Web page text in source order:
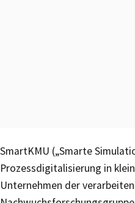
SmartKMU („Smarte
Prozessdigitalisierung in
Unternehmen der